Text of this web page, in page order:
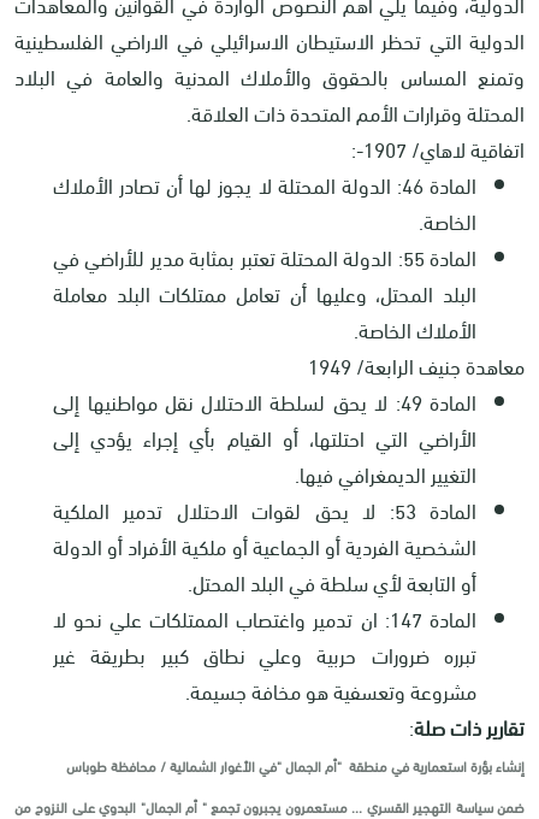
الدولية التي تحظر الاستيطان الاسرائيلي في الاراضي الفلسطينية
وتمنع المساس بالحقوق والأملاك المدنية والعامة في البلاد
المحتلة وقرارات الأمم المتحدة ذات العلاقة.
اتفاقية لاهاي/ 1907
:-
المادة 46: الدولة المحتلة لا يجوز لها أن تصادر الأملاك
الخاصة.
المادة 55: الدولة المحتلة تعتبر بمثابة مدير للأراضي في
البلد المحتل، وعليها أن تعامل ممتلكات البلد معاملة
الأملاك الخاصة.
معاهدة جنيف الرابعة/ 1949
المادة 49: لا يحق لسلطة الاحتلال نقل مواطنيها إلى
الأراضي التي احتلتها، أو القيام بأي إجراء يؤدي إلى
التغيير الديمغرافي فيها.
المادة 53: لا يحق لقوات الاحتلال تدمير الملكية
الشخصية الفردية أو الجماعية أو ملكية الأفراد أو الدولة
أو التابعة لأي سلطة في البلد المحتل.
المادة 147: ان تدمير واغتصاب الممتلكات علي نحو لا
تبرره ضرورات حربية وعلي نطاق كبير بطريقة غير
مشروعة وتعسفية هو مخافة جسيمة.
تقارير ذات صلة:
إنشاء بؤرة استعمارية في منطقة "أم الجمال"في الأغوار الشمالية / محافظة طوباس
ضمن سياسة التهجير القسري ... مستعمرون يجبرون تجمع " أم الجمال" البدوي على النزوح من